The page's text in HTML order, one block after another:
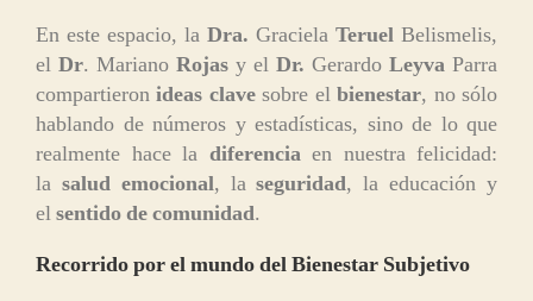
En este espacio, la Dra. Graciela Teruel Belismelis,
el Dr. Mariano Rojas y el Dr. Gerardo Leyva Parra
compartieronideas clavesobre elbienestar, no sólo
hablando de números y estadísticas, sino de lo que
realmente hace la diferenciaen nuestra felicidad:
la salud emocional, laseguridad, la educación y
elsentido de comunidad.
Recorrido por el mundo del Bienestar Subjetivo